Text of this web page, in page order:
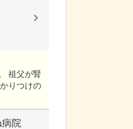
祖父が腎
りつけの
院